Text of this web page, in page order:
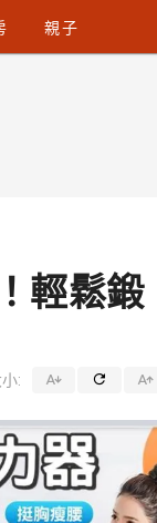
親子
輕鬆鍛
: